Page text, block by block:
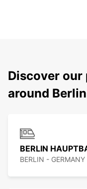
Discover
around Berlin
BERLIN
BERLIN - GERMANY